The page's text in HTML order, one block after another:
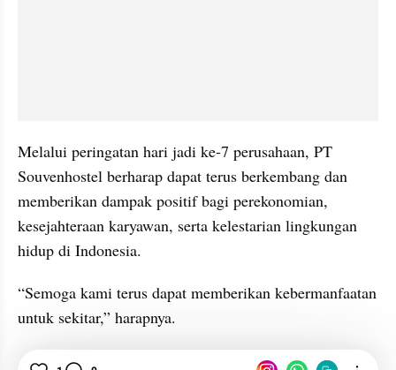
Melalui peringatan hari jadi ke-7 perusahaan, PT
Souvenhostel berharap dapat terus berkembang dan
memberikan dampak positif bagi perekonomian,
kesejahteraan karyawan, serta kelestarian lingkungan
hidup di Indonesia.
“Semoga kami terus dapat memberikan kebermanfaatan
untuk sekitar,” harapnya.